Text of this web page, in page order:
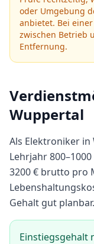
oder Umgebung
anbietet. Bei
zwischen Betrieb
Entfernung.
Wuppertal
Als Elektroniker in
Lehrjahr800–1000
3200€ brutto pro
Gehalt gut planbar.
Einstiegsgehalt